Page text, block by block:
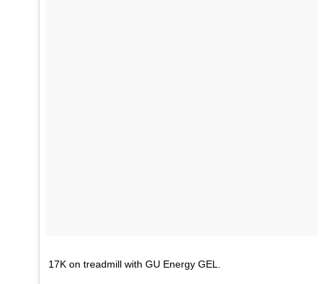
17K on treadmill with GU Energy GEL.